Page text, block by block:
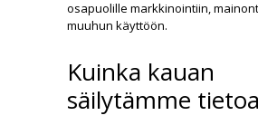
osapuolille markkinointiin,
muuhun käyttöön.
Kuinka kauan
säilytämme